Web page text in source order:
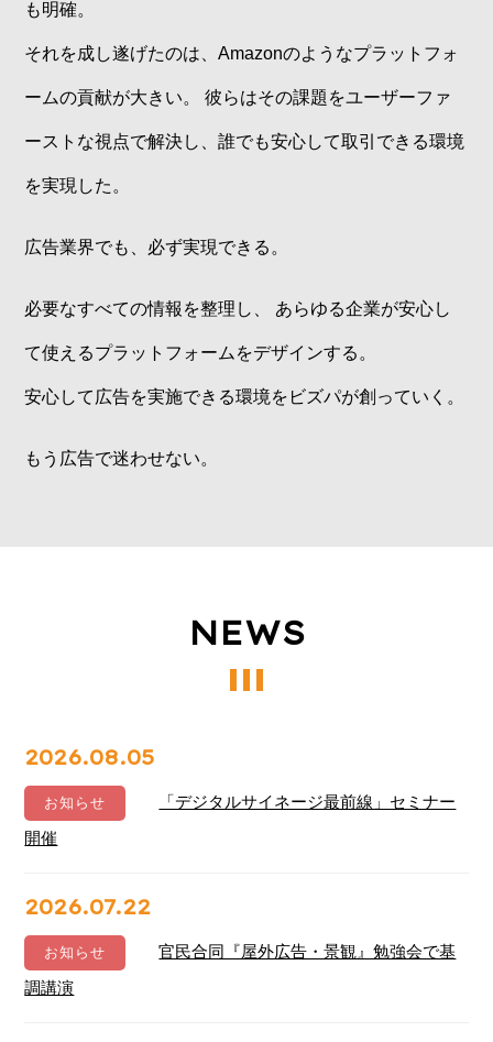
も明確。
それを成し遂げたのは、Amazonのようなプラットフォ
ームの貢献が大きい。 彼らはその課題をユーザーファ
ーストな視点で解決し、誰でも安心して取引できる環境
を実現した。
広告業界でも、必ず実現できる。
必要なすべての情報を整理し、 あらゆる企業が安心し
て使えるプラットフォームをデザインする。
安心して広告を実施できる環境をビズパが創っていく。
もう広告で迷わせない。
NEWS
2026.08.05
お知らせ
「デジタルサイネージ最前線」セミナー
開催
2026.07.22
お知らせ
官民合同『屋外広告・景観』勉強会で基
調講演